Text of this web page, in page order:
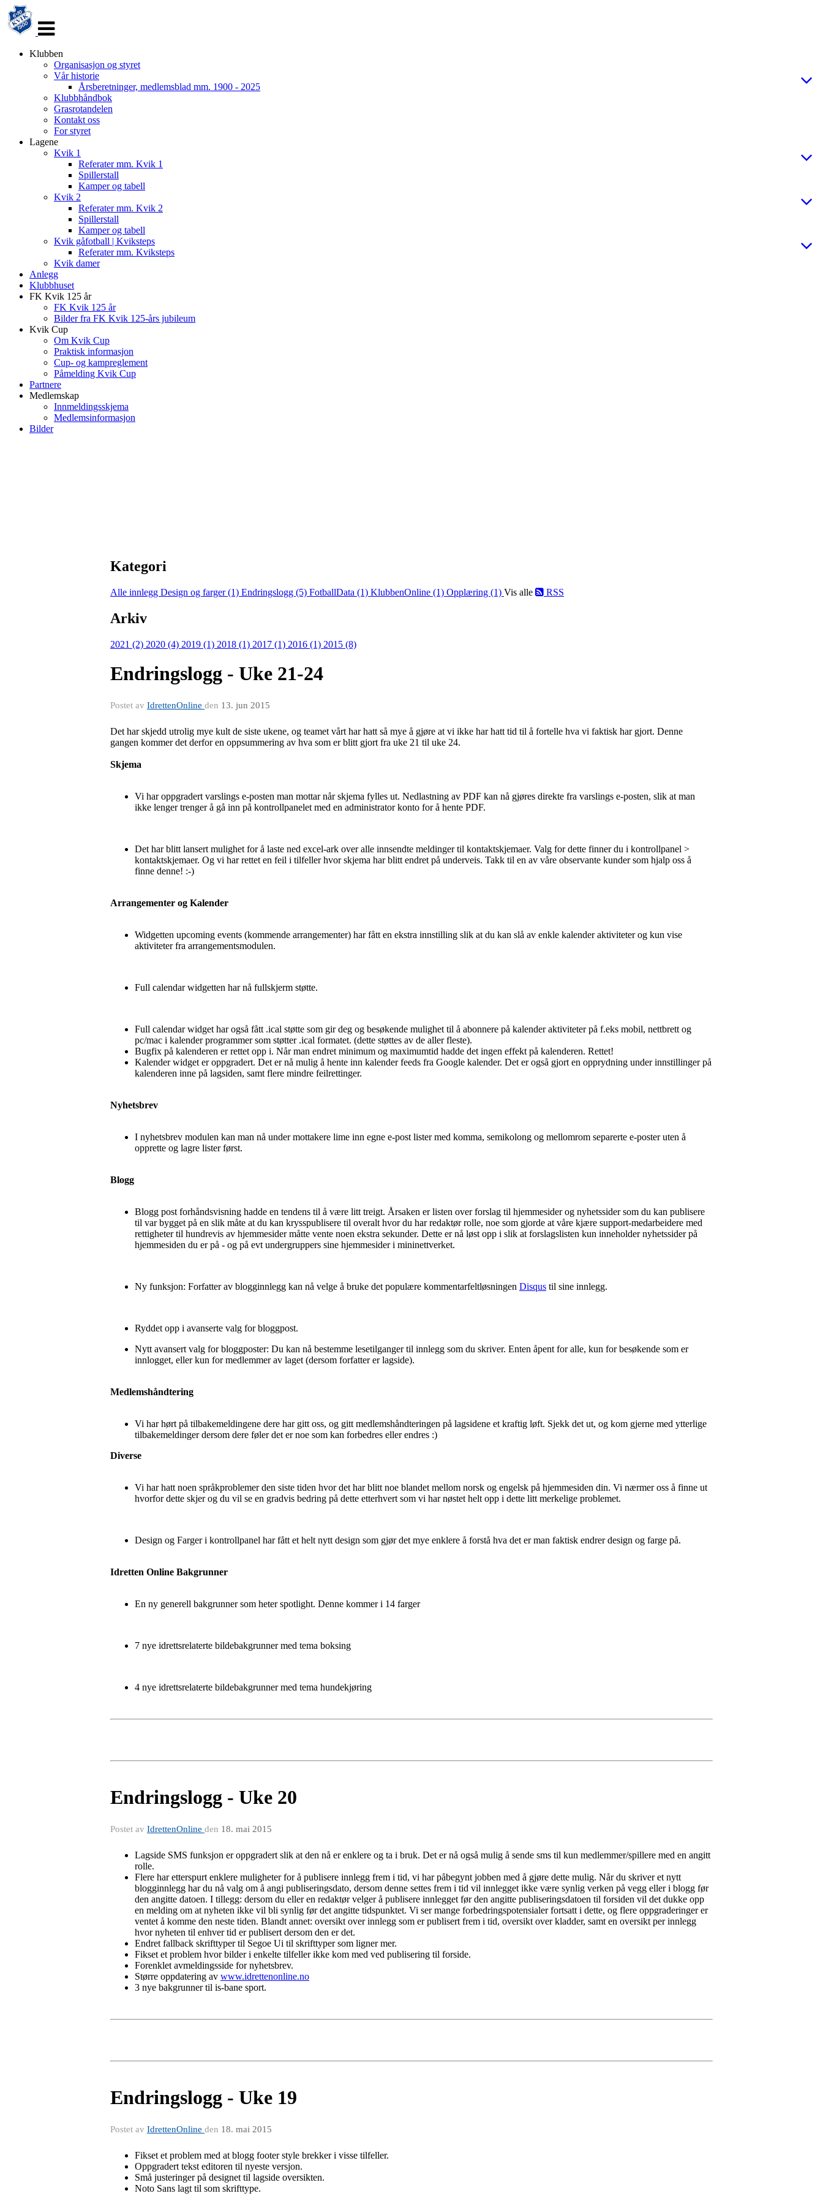
navigasjon
Klubben
Organisasjon og styret
Vår historie
Årsberetninger, medlemsblad mm. 1900 - 2025
Klubbhåndbok
Grasrotandelen
Kontakt oss
For styret
Lagene
Kvik 1
Referater mm. Kvik 1
Spillerstall
Kamper og tabell
Kvik 2
Referater mm. Kvik 2
Spillerstall
Kamper og tabell
Kvik gåfotball | Kviksteps
Referater mm. Kviksteps
Kvik damer
Anlegg
Klubbhuset
FK Kvik 125 år
FK Kvik 125 år
Bilder fra FK Kvik 125-års jubileum
Kvik Cup
Om Kvik Cup
Praktisk informasjon
Cup- og kampreglement
Påmelding Kvik Cup
Partnere
Medlemskap
Innmeldingsskjema
Medlemsinformasjon
Bilder
Kategori
Alle innlegg Design og farger (1) Endringslogg (5) FotballData (1) KlubbenOnline (1) Opplæring (1) Vis alle RSS
Arkiv
2021 (2) 2020 (4) 2019 (1) 2018 (1) 2017 (1) 2016 (1) 2015 (8)
Endringslogg - Uke 21-24
Postet av IdrettenOnline den 13. jun 2015
Det har skjedd utrolig mye kult de siste ukene, og teamet vårt har hatt så mye å gjøre at vi ikke har hatt tid til å fortelle hva vi faktisk har gjort. Denne
gangen kommer det derfor en oppsummering av hva som er blitt gjort fra uke 21 til uke 24.
Skjema
Vi har oppgradert varslings e-posten man mottar når skjema fylles ut. Nedlastning av PDF kan nå gjøres direkte fra varslings e-posten, slik at man
ikke lenger trenger å gå inn på kontrollpanelet med en administrator konto for å hente PDF.
Det har blitt lansert mulighet for å laste ned excel-ark over alle innsendte meldinger til kontaktskjemaer. Valg for dette finner du i kontrollpanel >
kontaktskjemaer. Og vi har rettet en feil i tilfeller hvor skjema har blitt endret på underveis. Takk til en av våre observante kunder som hjalp oss å
finne denne! :-)
Arrangementer og Kalender
Widgetten upcoming events (kommende arrangementer) har fått en ekstra innstilling slik at du kan slå av enkle kalender aktiviteter og kun vise
aktiviteter fra arrangementsmodulen.
Full calendar widgetten har nå fullskjerm støtte.
Full calendar widget har også fått .ical støtte som gir deg og besøkende mulighet til å abonnere på kalender aktiviteter på f.eks mobil, nettbrett og
pc/mac i kalender programmer som støtter .ical formatet. (dette støttes av de aller fleste).
Bugfix på kalenderen er rettet opp i. Når man endret minimum og maximumtid hadde det ingen effekt på kalenderen. Rettet!
Kalender widget er oppgradert. Det er nå mulig å hente inn kalender feeds fra Google kalender. Det er også gjort en opprydning under innstillinger på
kalenderen inne på lagsiden, samt flere mindre feilrettinger.
Nyhetsbrev
I nyhetsbrev modulen kan man nå under mottakere lime inn egne e-post lister med komma, semikolong og mellomrom separerte e-poster uten å
opprette og lagre lister først.
Blogg
Blogg post forhåndsvisning hadde en tendens til å være litt treigt. Årsaken er listen over forslag til hjemmesider og nyhetssider som du kan publisere
til var bygget på en slik måte at du kan krysspublisere til overalt hvor du har redaktør rolle, noe som gjorde at våre kjære support-medarbeidere med
rettigheter til hundrevis av hjemmesider måtte vente noen ekstra sekunder. Dette er nå løst opp i slik at forslagslisten kun inneholder nyhetssider på
hjemmesiden du er på - og på evt undergruppers sine hjemmesider i mininettverket.
Ny funksjon: Forfatter av blogginnlegg kan nå velge å bruke det populære kommentarfeltløsningen Disqus til sine innlegg.
Ryddet opp i avanserte valg for bloggpost.
Nytt avansert valg for bloggposter: Du kan nå bestemme lesetilganger til innlegg som du skriver. Enten åpent for alle, kun for besøkende som er
innlogget, eller kun for medlemmer av laget (dersom forfatter er lagside).
Medlemshåndtering
Vi har hørt på tilbakemeldingene dere har gitt oss, og gitt medlemshåndteringen på lagsidene et kraftig løft. Sjekk det ut, og kom gjerne med ytterlige
tilbakemeldinger dersom dere føler det er noe som kan forbedres eller endres :)
Diverse
Vi har hatt noen språkproblemer den siste tiden hvor det har blitt noe blandet mellom norsk og engelsk på hjemmesiden din. Vi nærmer oss å finne ut
hvorfor dette skjer og du vil se en gradvis bedring på dette etterhvert som vi har nøstet helt opp i dette litt merkelige problemet.
Design og Farger i kontrollpanel har fått et helt nytt design som gjør det mye enklere å forstå hva det er man faktisk endrer design og farge på.
Idretten Online Bakgrunner
En ny generell bakgrunner som heter spotlight. Denne kommer i 14 farger
7 nye idrettsrelaterte bildebakgrunner med tema boksing
4 nye idrettsrelaterte bildebakgrunner med tema hundekjøring
Endringslogg - Uke 20
Postet av IdrettenOnline den 18. mai 2015
Lagside SMS funksjon er oppgradert slik at den nå er enklere og ta i bruk. Det er nå også mulig å sende sms til kun medlemmer/spillere med en angitt
rolle.
Flere har etterspurt enklere muligheter for å publisere innlegg frem i tid, vi har påbegynt jobben med å gjøre dette mulig. Når du skriver et nytt
blogginnlegg har du nå valg om å angi publiseringsdato, dersom denne settes frem i tid vil innlegget ikke være synlig verken på vegg eller i blogg før
den angitte datoen. I tillegg: dersom du eller en redaktør velger å publisere innlegget før den angitte publiseringsdatoen til forsiden vil det dukke opp
en melding om at nyheten ikke vil bli synlig før det angitte tidspunktet. Vi ser mange forbedringspotensialer fortsatt i dette, og flere oppgraderinger er
ventet å komme den neste tiden. Blandt annet: oversikt over innlegg som er publisert frem i tid, oversikt over kladder, samt en oversikt per innlegg
hvor nyheten til enhver tid er publisert dersom den er det.
Endret fallback skrifttyper til Segoe Ui til skrifttyper som ligner mer.
Fikset et problem hvor bilder i enkelte tilfeller ikke kom med ved publisering til forside.
Forenklet avmeldingsside for nyhetsbrev.
Større oppdatering av www.idrettenonline.no
3 nye bakgrunner til is-bane sport.
Endringslogg - Uke 19
Postet av IdrettenOnline den 18. mai 2015
Fikset et problem med at blogg footer style brekker i visse tilfeller.
Oppgradert tekst editoren til nyeste versjon.
Små justeringer på designet til lagside oversikten.
Noto Sans lagt til som skrifttype.